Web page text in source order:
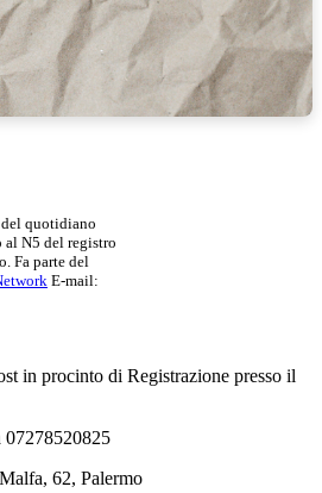
del quotidiano
al N5 del registro
Fa parte del
E-mail:
in procinto di Registrazione presso il
07278520825
62, Palermo